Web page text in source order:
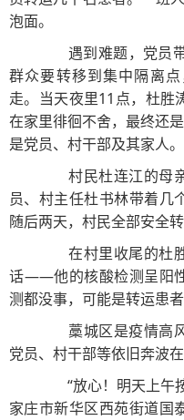
泡面。
遇到难题，党员带
群众要转移到集中隔离
走。当天夜里11点，杜胜
在家里徘徊不舍，最终还
是党员、村干部及其家人。
村民杜连江的母亲
员、村主任杜书林带着几
随后两天，村民全部安全转
在村里收尾的杜胜
话——他的核酸检测呈阳
测都没事，可能是转运患
藁城区是疫情高风
党员、村干部等依旧奔波在
“放心！明天上午
家庄市新华区西苑街道国